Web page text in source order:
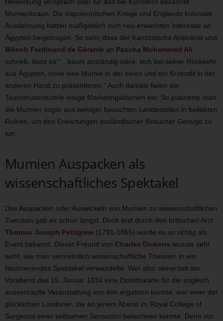
Heilwirkung versprach oder für das bei Künstlern bekannte
Mumienbraun. Die napoleonischen Kriege und Englands koloniale
Ausdehnung hatten maßgeblich zum neu erwachten Interesse an
Ägypten beigetragen. So sehr, dass der französische Aristokrat und
Mönch Ferdinand de Géramb an Pascha Mohammed Ali
schrieb, dass es:“…kaum anständig wäre, sich bei seiner Rückkehr
aus Ägypten, ohne eine Mumie in der einen und ein Krokodil in der
anderen Hand zu präsentieren.“ Auch damals fielen der
Tourismusindustrie einige Marketingaktionen ein. So platzierte man
die Mumien sogar aus weniger besuchten Landesteilen in beliebten
Ruinen, um den Erwartungen ausländischer Besucher Genüge zu
tun.
Mumien Auspacken als
wissenschaftliches Spektakel
Das Auspacken oder Auswickeln von Mumien zu wissenschaftlichen
Zwecken gab es schon längst. Doch erst durch den britischen Arzt
Thomas Joseph Pettigrew (1791-1865) wurde es so richtig als
Event bekannt. Dieser Freund von Charles Dickens wusste sehr
wohl, wie man vermeintlich wissenschaftliche Theorien in ein
faszinierendes Spektakel verwandelte. Wer also seinerzeit am
Vorabend des 15. Januar 1834 eine Eintrittskarte für die sogleich
ausverkaufte Veranstaltung von ihm ergattern konnte, war einer der
glücklichen Londoner, die an jenem Abend im Royal College of
Surgeons einer seltsamen Sensation beiwohnen konnte. Denn vor